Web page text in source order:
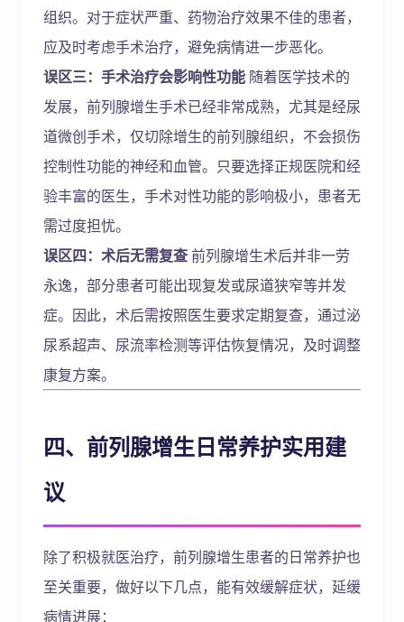
组织。对于症状严重、药物治疗效果不佳的患者，
应及时考虑手术治疗，避免病情进一步恶化。
误区三：手术治疗会影响性功能 随着医学技术的
发展，前列腺增生手术已经非常成熟，尤其是经尿
道微创手术，仅切除增生的前列腺组织，不会损伤
控制性功能的神经和血管。只要选择正规医院和经
验丰富的医生，手术对性功能的影响极小，患者无
需过度担忧。
误区四：术后无需复查前列腺增生术后并非一劳
永逸，部分患者可能出现复发或尿道狭窄等并发
症。因此，术后需按照医生要求定期复查，通过泌
尿系超声、尿流率检测等评估恢复情况，及时调整
康复方案。
四、前列腺增生日常养护实用建
议
除了积极就医治疗，前列腺增生患者的日常养护也
至关重要，做好以下几点，能有效缓解症状，延缓
病情进展：